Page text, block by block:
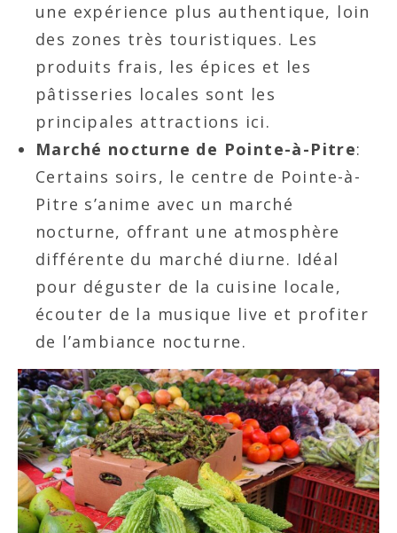
une expérience plus authentique, loin
des zones très touristiques. Les
produits frais, les épices et les
pâtisseries locales sont les
principales attractions ici.
Marché nocturne de Pointe-à-Pitre:
Certains soirs, le centre de Pointe-à-
Pitre s’anime avec un marché
nocturne, offrant une atmosphère
différente du marché diurne. Idéal
pour déguster de la cuisine locale,
écouter de la musique live et profiter
de l’ambiance nocturne.